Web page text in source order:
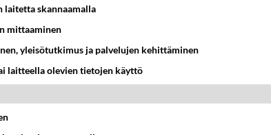
skannaamalla
mittaaminen
yleisötutkimus ja palvelujen kehittäminen
laitteella olevien tietojen käyttö